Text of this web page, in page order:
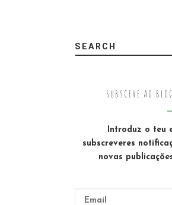
SEARCH
SUBSCEVE AO
Introduz o teu
subscreveres
novas